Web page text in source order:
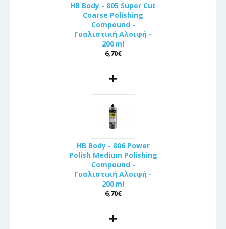
HB Body - 805 Super Cut
Coarse Polishing
Compound -
Γυαλιστική Αλοιφή -
200 ml
6,70€
+
HB Body - 806 Power
Polish Medium Polishing
Compound -
Γυαλιστική Αλοιφή -
200 ml
6,70€
+